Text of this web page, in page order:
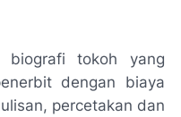
biografi tokoh yang
dengan biaya
percetakan dan